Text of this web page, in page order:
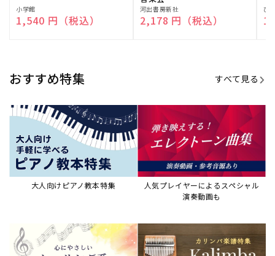
販
売
小学館
通常価格
1,540 円（税込）
販
売
河出書房新社
通常価格
2,178 円（税込）
販
売
ひ
おすすめ特集 すべて見る
大人向けピアノ教本特集
人気プレイヤーによるスペシャル
演奏動画も